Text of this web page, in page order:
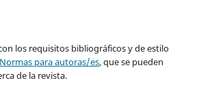
los requisitos bibliográficos y de estilo
Normas para autoras/es, que se pueden
de la revista.